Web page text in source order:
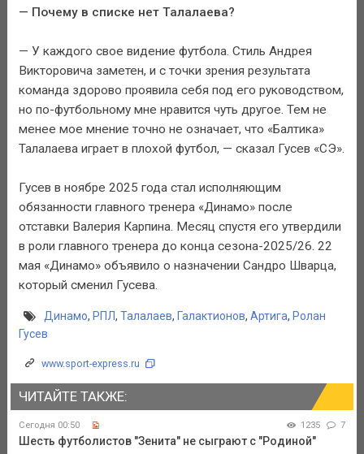
— Почему в списке нет Талалаева?
— У каждого свое видение футбола. Стиль Андрея
Викторовича заметен, и с точки зрения результата
команда здорово проявила себя под его руководством,
но по-футбольному мне нравится чуть другое. Тем не
менее мое мнение точно не означает, что «Балтика»
Талалаева играет в плохой футбол, — сказал Гусев «СЭ».
Гусев в ноябре 2025 года стал исполняющим
обязанности главного тренера «Динамо» после
отставки Валерия Карпина. Месяц спустя его утвердили
в роли главного тренера до конца сезона-2025/26. 22
мая «Динамо» объявило о назначении Сандро Шварца,
который сменил Гусева.
Динамо, РПЛ, Талалаев, Галактионов, Артига, Ролан
Гусев
www.sport-express.ru
ЧИТАЙТЕ ТАКЖЕ:
Сегодня 00:50 1235 7
Шесть футболистов "Зенита" не сыграют с "Родиной"